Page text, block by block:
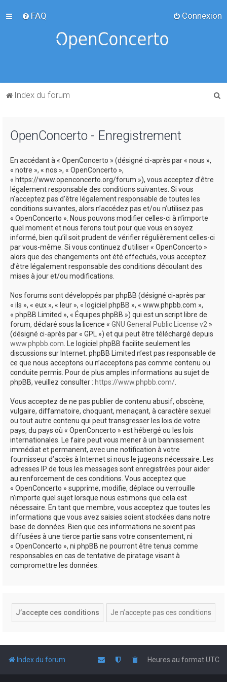
FAQ Connexion
Index du forum
OpenConcerto - Enregistrement
En accédant à « OpenConcerto » (désigné ci-après par « nous »,
« notre », « nos », « OpenConcerto »,
« https://www.openconcerto.org/forum »), vous acceptez d’être
légalement responsable des conditions suivantes. Si vous
n’acceptez pas d’être légalement responsable de toutes les
conditions suivantes, alors n’accédez pas et/ou n’utilisez pas
« OpenConcerto ». Nous pouvons modifier celles-ci à n’importe
quel moment et nous ferons tout pour que vous en soyez
informé, bien qu’il soit prudent de vérifier régulièrement celles-ci
par vous-même. Si vous continuez d’utiliser « OpenConcerto »
alors que des changements ont été effectués, vous acceptez
d’être légalement responsable des conditions découlant des
mises à jour et/ou modifications.
Nos forums sont développés par phpBB (désigné ci-après par
« ils », « eux », « leur », « logiciel phpBB », « www.phpbb.com »,
« phpBB Limited », « Équipes phpBB ») qui est un script libre de
forum, déclaré sous la licence « GNU General Public License v2 »
(désigné ci-après par « GPL ») et qui peut être téléchargé depuis
www.phpbb.com. Le logiciel phpBB facilite seulement les
discussions sur Internet. phpBB Limited n’est pas responsable de
ce que nous acceptons ou n’acceptons pas comme contenu ou
conduite permis. Pour de plus amples informations au sujet de
phpBB, veuillez consulter : https://www.phpbb.com/.
Vous acceptez de ne pas publier de contenu abusif, obscène,
vulgaire, diffamatoire, choquant, menaçant, à caractère sexuel
ou tout autre contenu qui peut transgresser les lois de votre
pays, du pays où « OpenConcerto » est hébergé ou les lois
internationales. Le faire peut vous mener à un bannissement
immédiat et permanent, avec une notification à votre
fournisseur d’accès à Internet si nous le jugeons nécessaire. Les
adresses IP de tous les messages sont enregistrées pour aider
au renforcement de ces conditions. Vous acceptez que
« OpenConcerto » supprime, modifie, déplace ou verrouille
n’importe quel sujet lorsque nous estimons que cela est
nécessaire. En tant que membre, vous acceptez que toutes les
informations que vous avez saisies soient stockées dans notre
base de données. Bien que ces informations ne soient pas
diffusées à une tierce partie sans votre consentement, ni
« OpenConcerto », ni phpBB ne pourront être tenus comme
responsables en cas de tentative de piratage visant à
compromettre les données.
Index du forum Heures au formatUTC